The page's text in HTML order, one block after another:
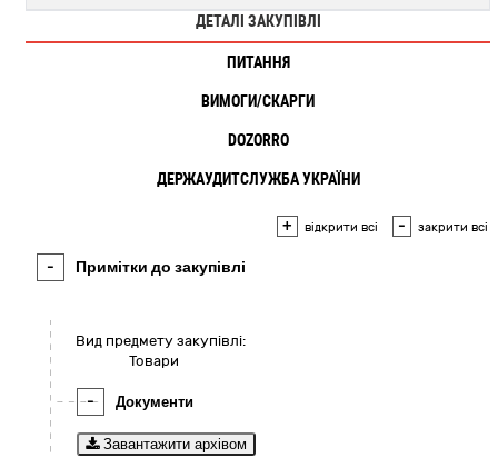
ДЕТАЛІ ЗАКУПІВЛІ
ПИТАННЯ
ВИМОГИ/СКАРГИ
DOZORRO
ДЕРЖАУДИТСЛУЖБА УКРАЇНИ
+ відкрити всі - закрити всі
- Примітки до закупівлі
Вид предмету закупівлі:
Товари
- Документи
Завантажити архівом